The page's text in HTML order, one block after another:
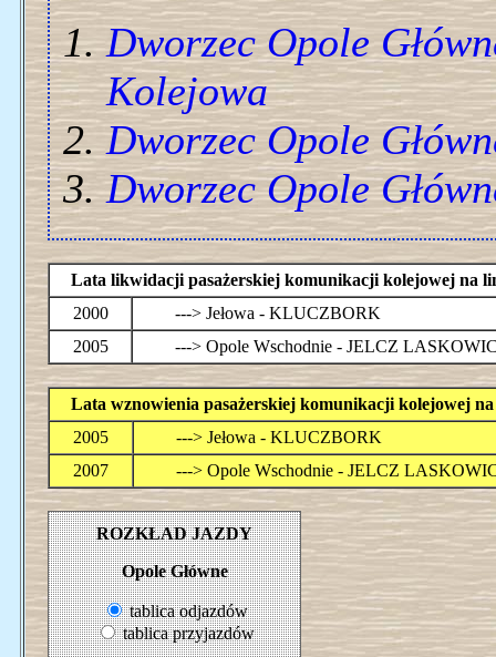
Dworzec Opole
Kolejowa
Dworzec Opole
Dworzec Opole
Lata likwidacji pasażerskiej komunikacji kolejowej na
2000
---> Jełowa - KLUCZBORK
2005
---> Opole Wschodnie - JELCZ
Lata wznowienia pasażerskiej komunikacji kolejowej
2005
---> Jełowa - KLUCZBORK
2007
---> Opole Wschodnie - JELCZ
ROZKŁAD JAZDY
Opole Główne
tablica odjazdów
tablica przyjazdów